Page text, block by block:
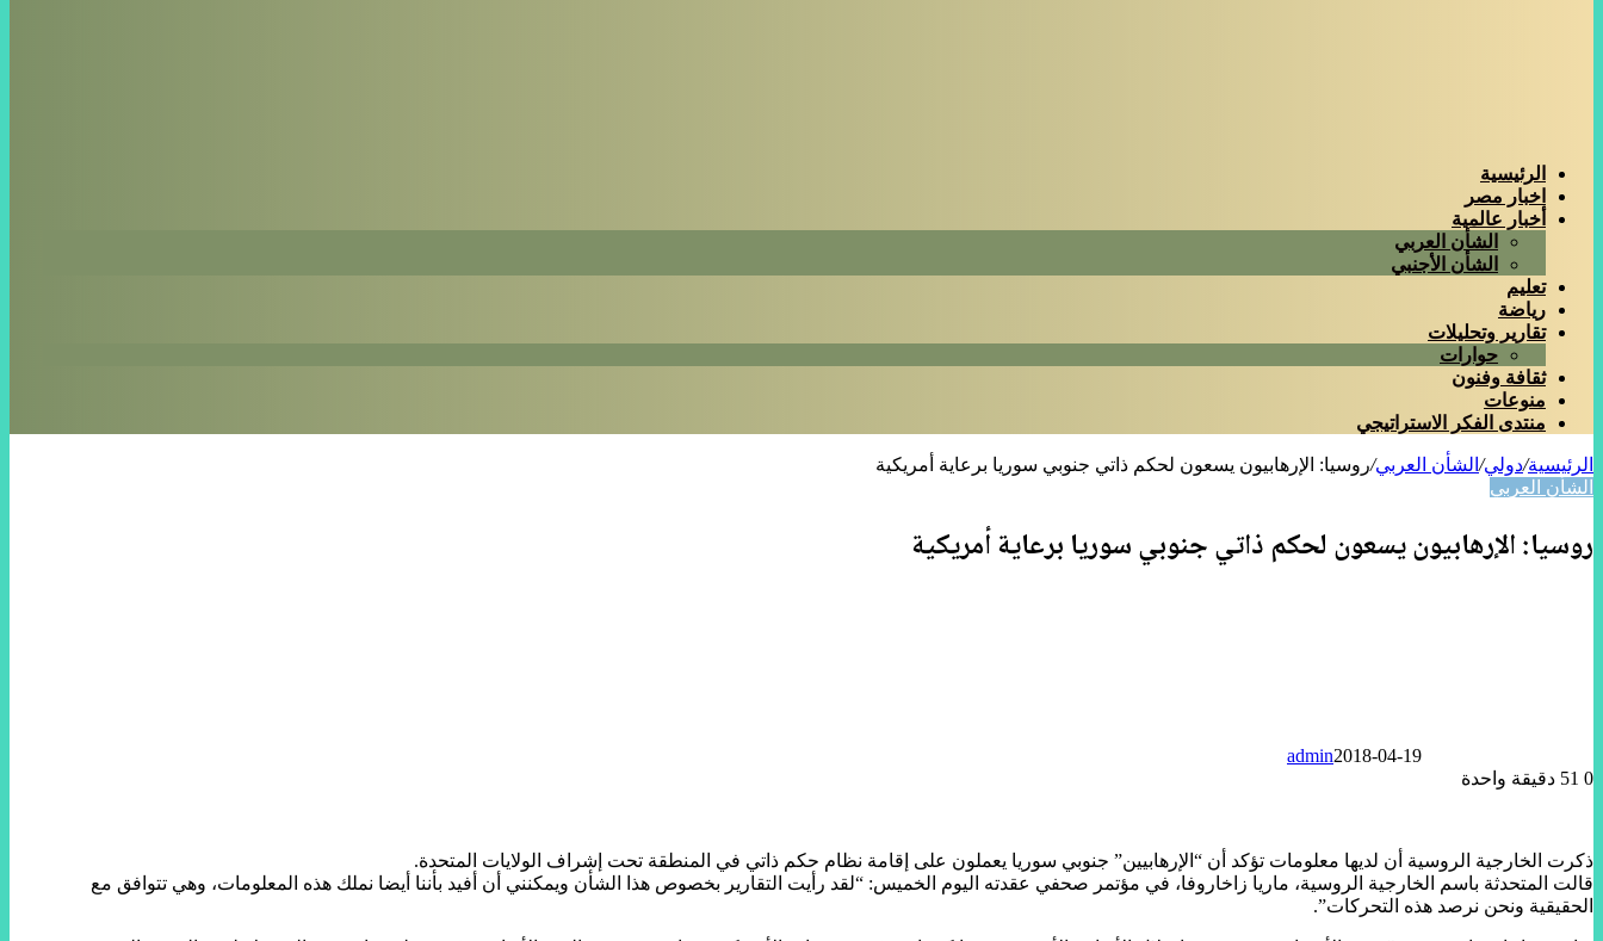
الرئيسية
اخبار مصر
أخبار عالمية
الشأن العربي
الشأن الأجنبي
تعليم
رياضة
تقارير وتحليلات
حوارات
ثقافة وفنون
منوعات
منتدى الفكر الاستراتيجي
الرئيسية/دولي/ الشأن العربي/روسيا: الإرهابيون يسعون لحكم ذاتي جنوبي سوريا برعاية أمريكية
الشأن العربي
روسيا: الإرهابيون يسعون لحكم ذاتي جنوبي سوريا برعاية أمريكية
admin2018-04-19
0
دقيقة واحدة
ذكرت الخارجية الروسية أن لديها معلومات تؤكد أن “الإرهابيين” جنوبي سوريا يعملون على إقامة نظام حكم ذاتي في المنطقة تحت إشراف الولايات المتحدة.
قالت المتحدثة باسم الخارجية الروسية، ماريا زاخاروفا، في مؤتمر صحفي عقدته اليوم الخميس: “لقد رأيت التقارير بخصوص هذا الشأن ويمكنني أن أفيد بأننا أيضا نملك هذه المعلومات، وهي تتوافق مع
الحقيقية ونحن نرصد هذه التحركات”.